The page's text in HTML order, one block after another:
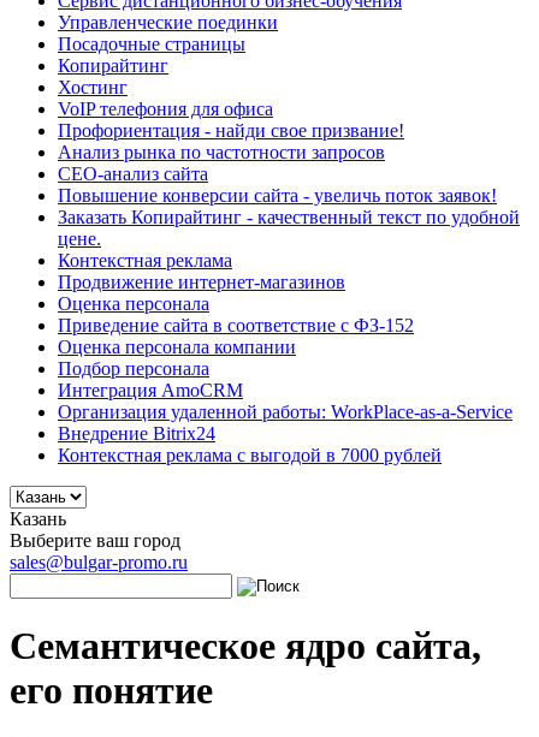
Управленческие поединки
Посадочные страницы
Копирайтинг
Хостинг
VoIP телефония для офиса
Профориентация - найди свое призвание!
Анализ рынка по частотности запросов
СЕО-анализ сайта
Повышение конверсии сайта - увеличь поток заявок!
Заказать Копирайтинг - качественный текст по удобной
цене.
Контекстная реклама
Продвижение интернет-магазинов
Оценка персонала
Приведение сайта в соответствие с ФЗ-152
Оценка персонала компании
Подбор персонала
Интеграция AmoCRM
Организация удаленной работы: WorkPlace-as-a-Service
Внедрение Bitrix24
Контекстная реклама с выгодой в 7000 рублей
Казань
Выберите ваш город
sales@bulgar-promo.ru
Семантическое ядро сайта,
его понятие